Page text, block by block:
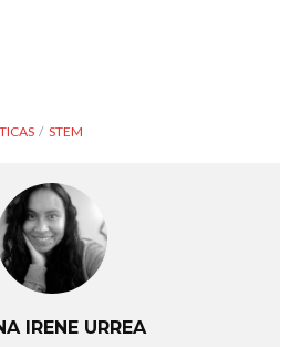
STEM
IRENE URREA